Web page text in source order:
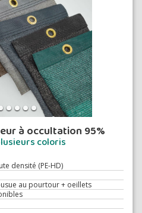
à occultation 95%
coloris
densité (PE-HD)
au pourtour + oeillets